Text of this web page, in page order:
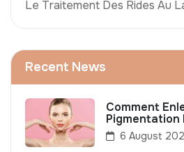
Le Traitement Des Rides Au
Recent News
Comment
Pigmentation
6 August